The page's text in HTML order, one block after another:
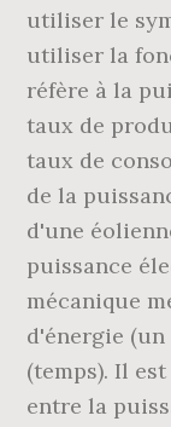
utiliser le
utiliser la
réfère à la
taux de
taux de
de la
d'une
puissance
mécanique
d'énergie
(temps). Il
entre la